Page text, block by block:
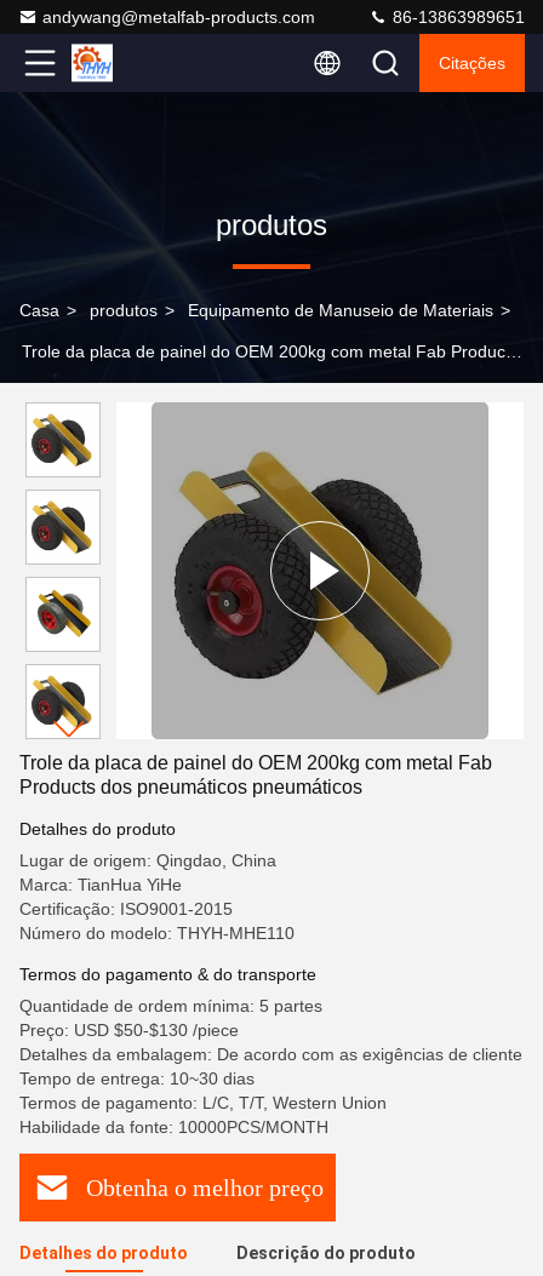
andywang@metalfab-products.com 86-13863989651
Citações
produtos
Casa > produtos > Equipamento de Manuseio de Materiais >
Trole da placa de painel do OEM 200kg com metal Fab Products
Trole da placa de painel do OEM 200kg com metal Fab
Products dos pneumáticos pneumáticos
Detalhes do produto
Lugar de origem: Qingdao, China
Marca: TianHua YiHe
Certificação: ISO9001-2015
Número do modelo: THYH-MHE110
Termos do pagamento & do transporte
Quantidade de ordem mínima: 5 partes
Preço: USD $50-$130 /piece
Detalhes da embalagem: De acordo com as exigências de cliente
Tempo de entrega: 10~30 dias
Termos de pagamento: L/C, T/T, Western Union
Habilidade da fonte: 10000PCS/MONTH
Obtenha o melhor preço
Detalhes do produto Descrição do produto